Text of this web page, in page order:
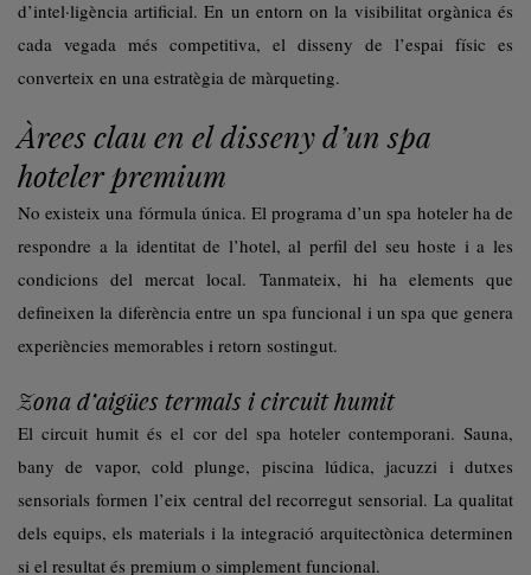
d’intel·ligència artificial. En un entorn on la visibilitat orgànica és
cada vegada més competitiva, el disseny de l’espai físic es
converteix en una estratègia de màrqueting.
Àrees clau en el disseny d’un spa
hoteler premium
No existeix una fórmula única. El programa d’un spa hoteler ha de
respondre a la identitat de l’hotel, al perfil del seu hoste i a les
condicions del mercat local. Tanmateix, hi ha elements que
defineixen la diferència entre un spa funcional i un spa que genera
experiències memorables i retorn sostingut.
Zona d’aigües termals i circuit humit
El circuit humit és el cor del spa hoteler contemporani. Sauna,
bany de vapor, cold plunge, piscina lúdica, jacuzzi i dutxes
sensorials formen l’eix central del recorregut sensorial. La qualitat
dels equips, els materials i la integració arquitectònica determinen
si el resultat és premium o simplement funcional.